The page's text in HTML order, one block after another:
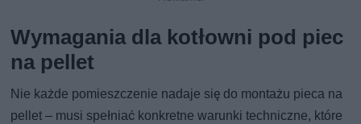
Wymagania dla kotłowni pod piec
na pellet
Nie każde pomieszczenie nadaje się do montażu pieca na
pellet – musi spełniać konkretne warunki techniczne, które